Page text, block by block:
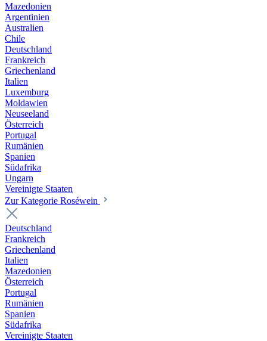
Mazedonien
Argentinien
Australien
Chile
Deutschland
Frankreich
Griechenland
Italien
Luxemburg
Moldawien
Neuseeland
Österreich
Portugal
Rumänien
Spanien
Südafrika
Ungarn
Vereinigte Staaten
Zur Kategorie Roséwein
Deutschland
Frankreich
Griechenland
Italien
Mazedonien
Österreich
Portugal
Rumänien
Spanien
Südafrika
Vereinigte Staaten